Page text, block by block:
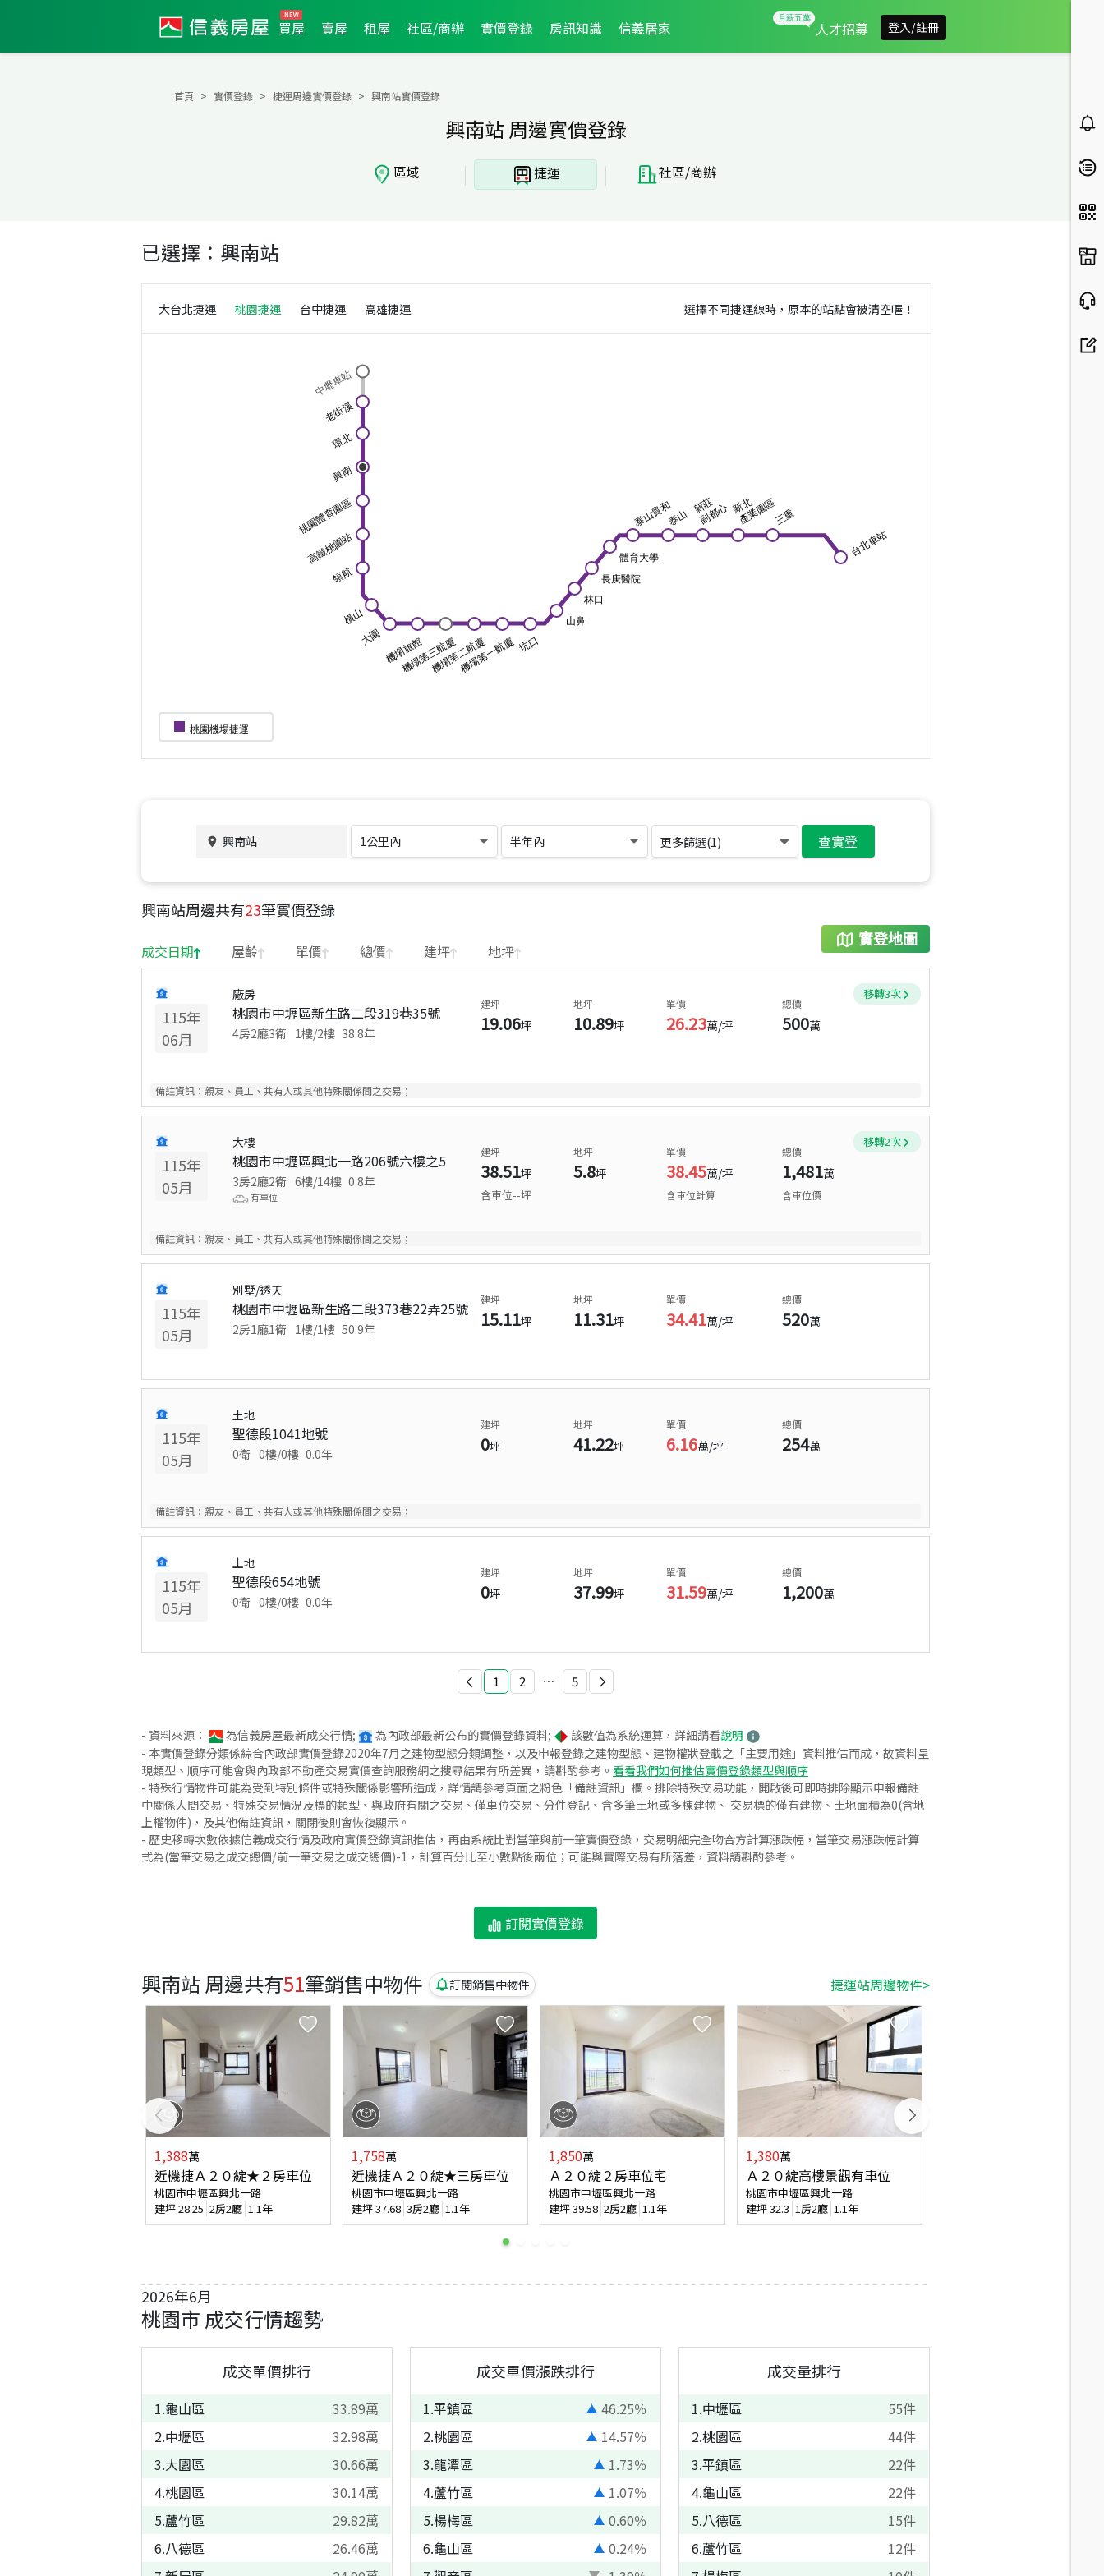
買屋 賣屋 租屋 社區/商辦 實價登錄 房訊知識 信義居家 人才招募 登入/註冊
首頁 實價登錄 捷運周邊實價登錄 興南站實價登錄
興南站 周邊實價登錄
區域 | 捷運 | 社區/商辦
已選擇： 興南站
大台北捷運 桃園捷運 台中捷運 高雄捷運 選擇不同捷運線時，原本的站點會被清空喔！
興南站 1公里內 半年內 更多篩選(1) 查實登
興南站周邊共有23筆實價登錄
實登地圖
成交日期 屋齡 單價 總價 建坪 地坪
115年
06月
廠房
桃園市中壢區新生路二段319巷35號
4房2廳3衛 1樓/2樓 38.8年
建坪
19.06坪
地坪
10.89坪
單價
26.23萬/坪
總價
500萬
移轉3次
備註資訊： 親友、員工、共有人或其他特殊關係間之交易；
115年
05月
大樓
桃園市中壢區興北一路206號六樓之5
3房2廳2衛 6樓/14樓 0.8年
有車位
建坪
38.51坪
含車位--坪
地坪
5.8坪
單價
38.45萬/坪
含車位計算
總價
1,481萬
含車位價
移轉2次
備註資訊： 親友、員工、共有人或其他特殊關係間之交易；
115年
05月
別墅/透天
桃園市中壢區新生路二段373巷22弄25號
2房1廳1衛 1樓/1樓 50.9年
建坪
15.11坪
地坪
11.31坪
單價
34.41萬/坪
總價
520萬
115年
05月
土地
聖德段1041地號
0衛 0樓/0樓 0.0年
建坪
0坪
地坪
41.22坪
單價
6.16萬/坪
總價
254萬
備註資訊： 親友、員工、共有人或其他特殊關係間之交易；
115年
05月
土地
聖德段654地號
0衛 0樓/0樓 0.0年
建坪
0坪
地坪
37.99坪
單價
31.59萬/坪
總價
1,200萬
1 2 ⋯ 5
- 資料來源： 為信義房屋最新成交行情; 為內政部最新公布的實價登錄資料; 該數值為系統運算，詳細請看說明
- 本實價登錄分類係綜合內政部實價登錄2020年7月之建物型態分類調整，以及申報登錄之建物型態、建物權狀登載之「主要用途」資料推估而成，故資料呈
現類型、順序可能會與內政部不動產交易實價查詢服務網之搜尋結果有所差異，請斟酌參考。 看看我們如何推估實價登錄類型與順序
- 特殊行情物件可能為受到特別條件或特殊關係影響所造成，詳情請參考頁面之粉色「備註資訊」欄。排除特殊交易功能，開啟後可即時排除顯示申報備註
中關係人間交易、特殊交易情況及標的類型、與政府有關之交易、僅車位交易、分件登記、含多筆土地或多棟建物、 交易標的僅有建物、土地面積為0(含地
上權物件)，及其他備註資訊，關閉後則會恢復顯示。
- 歷史移轉次數依據信義成交行情及政府實價登錄資訊推估，再由系統比對當筆與前一筆實價登錄，交易明細完全吻合方計算漲跌幅，當筆交易漲跌幅計算
式為(當筆交易之成交總價/前一筆交易之成交總價)-1，計算百分比至小數點後兩位；可能與實際交易有所落差，資料請斟酌參考。
訂閱實價登錄
興南站 周邊共有51筆銷售中物件 訂閱銷售中物件 捷運站周邊物件>
1,388萬
近機捷Ａ２０綻★２房車位
桃園市中壢區興北一路
建坪28.25 2房2廳 1.1年
1,758萬
近機捷Ａ２０綻★三房車位
桃園市中壢區興北一路
建坪37.68 3房2廳 1.1年
1,850萬
Ａ２０綻２房車位宅
桃園市中壢區興北一路
建坪39.58 2房2廳 1.1年
1,380萬
Ａ２０綻高樓景觀有車位
桃園市中壢區興北一路
建坪32.3 1房2廳 1.1年
2026年6月
桃園市 成交行情趨勢
成交單價排行
1.龜山區 33.89萬
2.中壢區 32.98萬
3.大園區 30.66萬
4.桃園區 30.14萬
5.蘆竹區 29.82萬
6.八德區 26.46萬
成交單價漲跌排行
1.平鎮區 46.25％
2.桃園區 14.57％
3.龍潭區 1.73％
4.蘆竹區 1.07％
5.楊梅區 0.60％
6.龜山區 0.24％
成交量排行
1.中壢區 55件
2.桃園區 44件
3.平鎮區 22件
4.龜山區 22件
5.八德區 15件
6.蘆竹區 12件